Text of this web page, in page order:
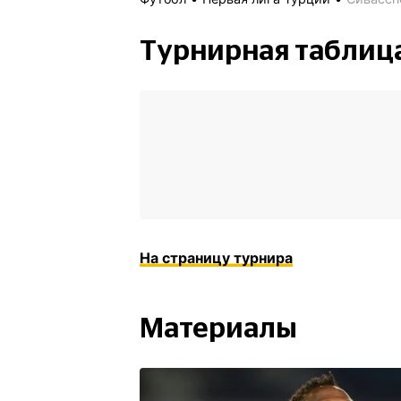
Турнирная
На страницу турнира
Материалы